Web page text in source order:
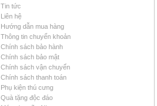
Tin tức
Liên hệ
Hướng dẫn mua hàng
Thông tin chuyển khoản
Chính sách bảo hành
Chính sách bảo mật
Chính sách vận chuyển
Chính sách thanh toán
Phụ kiện thú cưng
Quà tặng độc đáo